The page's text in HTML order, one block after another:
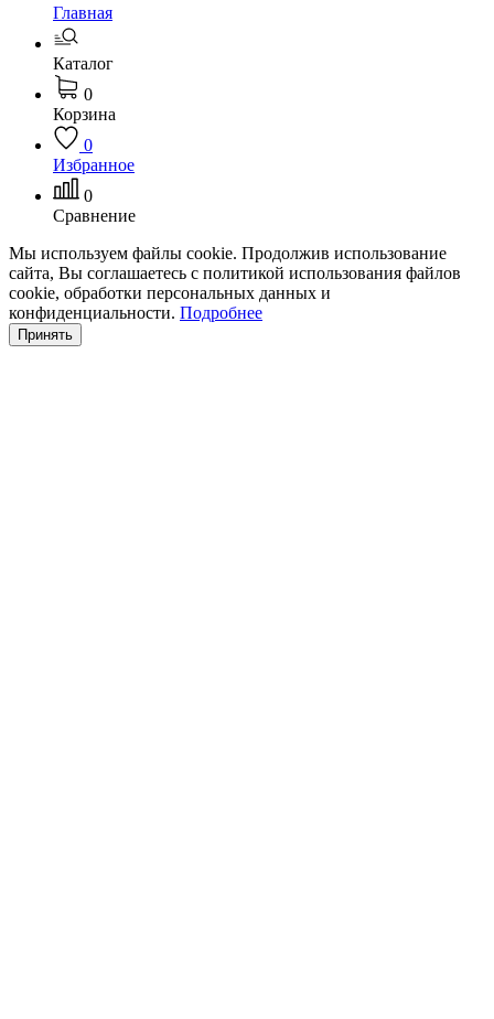
Главная
Каталог
0
Корзина
0
Избранное
0
Сравнение
Мы используем файлы cookie. Продолжив использование
сайта, Вы соглашаетесь с политикой использования файлов
cookie, обработки персональных данных и
конфиденциальности. Подробнее
Принять